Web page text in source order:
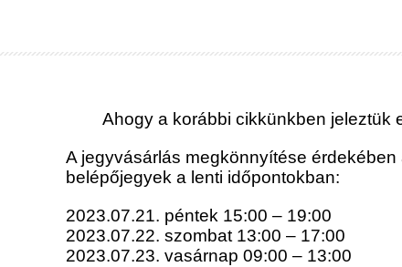
Ahogy a korábbi cikkünkben jeleztük
A jegyvásárlás megkönnyítése
belépőjegyek a lenti időpontokban:
2023.07.21. péntek 15:00 – 19:00
2023.07.22. szombat 13:00 – 17:00
2023.07.23. vasárnap 09:00 – 13:00